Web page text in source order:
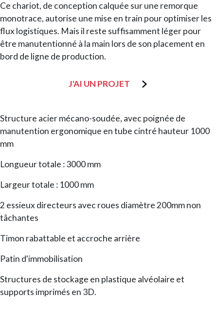
Ce chariot, de conception calquée sur une remorque
monotrace, autorise une mise en train pour optimiser les
flux logistiques. Mais il reste suffisamment léger pour
être manutentionné à la main lors de son placement en
bord de ligne de production.
J'AI UN PROJET
Structure acier mécano-soudée, avec poignée de
manutention ergonomique en tube cintré hauteur 1000
mm
Longueur totale : 3000 mm
Largeur totale : 1000 mm
2 essieux directeurs avec roues diamètre 200mm non
tâchantes
Timon rabattable et accroche arrière
Patin d'immobilisation
Structures de stockage en plastique alvéolaire et
supports imprimés en 3D.